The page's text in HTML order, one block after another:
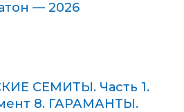
— 2026
СЕМИТЫ. Часть 1.
8. ГАРАМАНТЫ.